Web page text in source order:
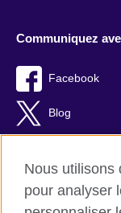
Communiquez
Facebook
Blog
Nous utilisons
pour analyser